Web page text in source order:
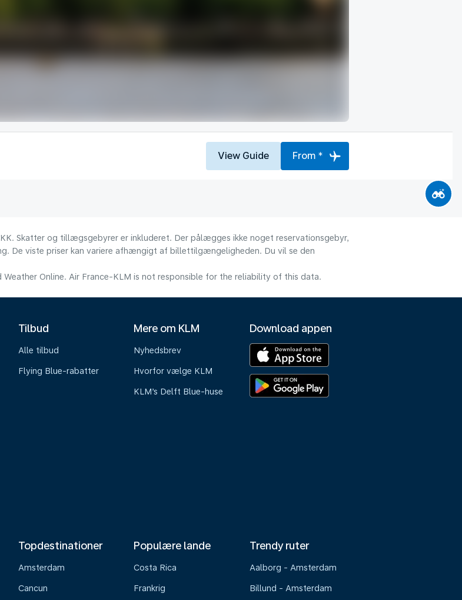
View Guide From *
Skatter og tillægsgebyrer er inkluderet. Der pålægges ikke noget reservationsgebyr,
De viste priser kan variere afhængigt af billettilgængeligheden. Du vil se den
Online. Air France-KLM is not responsible for the reliability of this data.
Tilbud
Alle tilbud
Flying Blue-rabatter
Mere om KLM
Nyhedsbrev
Hvorfor vælge KLM
KLM’s Delft Blue-huse
Download appen
Topdestinationer
Amsterdam
Cancun
Populære lande
Costa Rica
Frankrig
Trendy ruter
Aalborg - Amsterdam
Billund - Amsterdam